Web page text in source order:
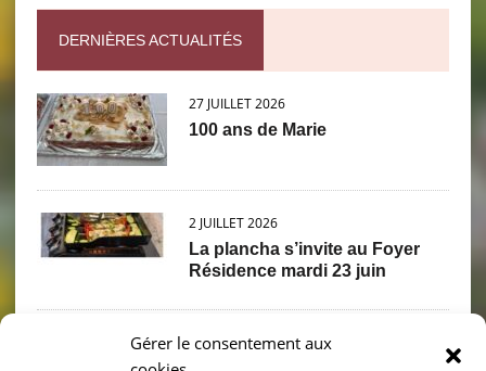
Gérer le consentement aux
DERNIÈRES ACTUALITÉS
27 JUILLET 2026
100 ans de Marie
2 JUILLET 2026
La plancha s’invite au Foyer
Résidence mardi 23 juin
2 JUILLET 2026